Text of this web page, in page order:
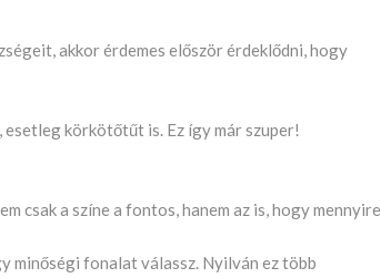
akkor érdemes először érdeklődni, hogy
körkötőtűt is. Ez így már szuper!
csak a színe a fontos, hanem az is, hogy mennyire
minőségi fonalat válassz. Nyilván ez több